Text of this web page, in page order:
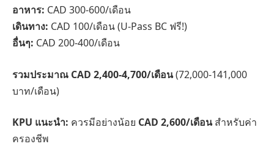
อาหาร: CAD 300-600/เดือน
เดินทาง: CAD 100/เดือน (U-Pass BC ฟรี!)
อื่นๆ: CAD 200-400/เดือน
รวมประมาณ CAD 2,400-4,700/เดือน(72,000-141,000
บาท/เดือน)
KPU แนะนำ: ควรมีอย่างน้อย CAD 2,600/เดือน สำหรับค่า
ครองชีพ